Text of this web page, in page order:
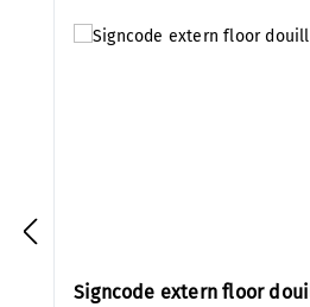
Signcode extern floor